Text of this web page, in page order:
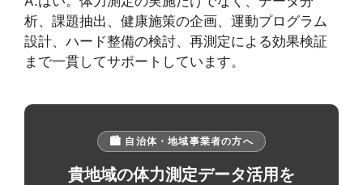
析、課題抽出、健康施策の企画、運動プログラム
設計、ハード整備の検討、再測定による効果検証
まで一貫してサポートしています。
🏙️ 自治体・地域事業者の方へ
貴地域の体力測定データ活用を